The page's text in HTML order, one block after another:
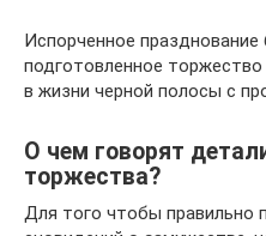
Испорченное
подготовленное
в жизни черной полосы с
О чем говорят
торжества?
Для того чтобы правильно